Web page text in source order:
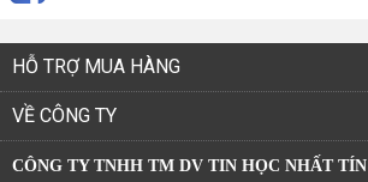
HỖ TRỢ MUA HÀNG
VỀ CÔNG TY
CÔNG TY TNHH TM DV TIN HỌC NHẤT TÍN